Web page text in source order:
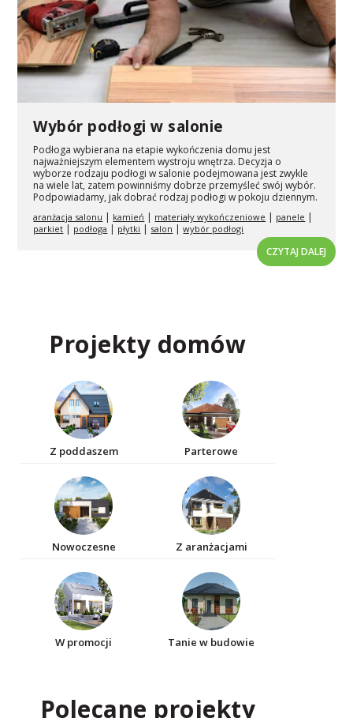
Wybór podłogi w salonie
Podłoga wybierana na etapie wykończenia domu jest
najważniejszym elementem wystroju wnętrza. Decyzja o
wyborze rodzaju podłogi w salonie podejmowana jest zwykle
na wiele lat, zatem powinniśmy dobrze przemyśleć swój wybór.
Podpowiadamy, jak dobrać rodzaj podłogi w pokoju dziennym.
aranżacja salonu | kamień | materiały wykończeniowe | panele |
parkiet | podłoga | płytki | salon |wybór podłogi
CZYTAJ DALEJ
Projekty domów
Z poddaszem Parterowe
Nowoczesne Z aranżacjami
W promocji Tanie w budowie
Polecane projekty